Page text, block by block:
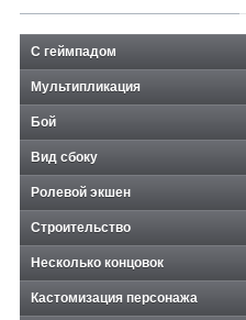
С геймпадом
Мультипликация
Бой
Вид сбоку
Ролевой экшен
Строительство
Несколько концовок
Кастомизация персонажа